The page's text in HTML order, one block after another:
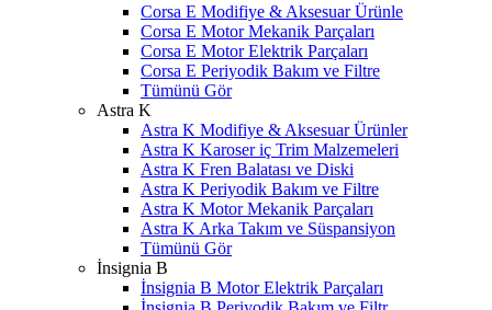
Corsa E Modifiye & Aksesuar Ürünle
Corsa E Motor Mekanik Parçaları
Corsa E Motor Elektrik Parçaları
Corsa E Periyodik Bakım ve Filtre
Tümünü Gör
Astra K
Astra K Modifiye & Aksesuar Ürünler
Astra K Karoser iç Trim Malzemeleri
Astra K Fren Balatası ve Diski
Astra K Periyodik Bakım ve Filtre
Astra K Motor Mekanik Parçaları
Astra K Arka Takım ve Süspansiyon
Tümünü Gör
İnsignia B
İnsignia B Motor Elektrik Parçaları